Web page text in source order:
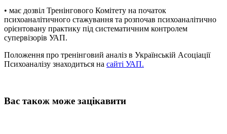
• має дозвіл Тренінгового Комітету на початок
психоаналітичного стажування та розпочав психоаналітично
орієнтовану практику під систематичним контролем
супервізорів УАП.
Положення про тренінговий аналіз в Українській Асоціації
Психоаналізу знаходиться на сайті УАП.
Вас також може зацікавити